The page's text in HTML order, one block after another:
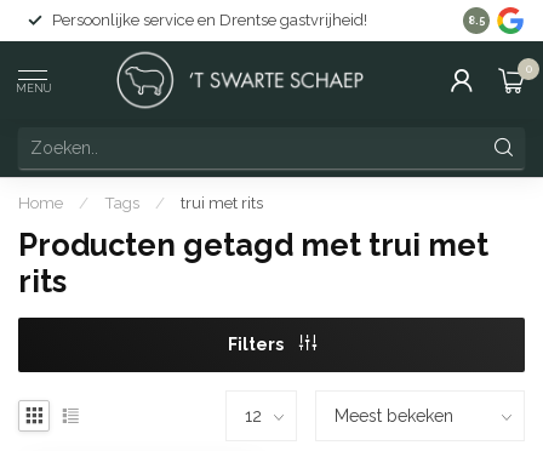
Persoonlijke service en Drentse gastvrijheid! Gratis
8.5
MENU
0
Home / Tags / trui met rits
Producten getagd met trui met
rits
Filters